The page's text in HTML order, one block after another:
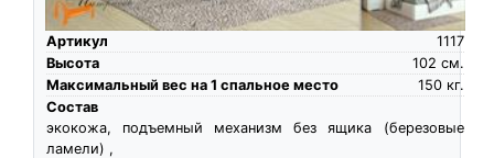
Артикул
1117
Высота
см.
102
Максимальный вес на 1 спальное место
кг.
150
Состав
экокожа, подъемный механизм без ящика (березовые
ламели) ,